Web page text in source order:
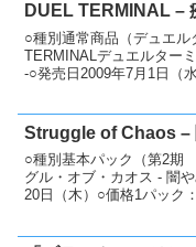
DUEL TERMINAL –
○種別通常商品（デュエ
TERMINALデュエルター
-○発売日2009年7月1日（
Struggle of Chaos –
○種別基本パック（第2期
グル・オブ・カオス - 闇
20日（木）○価格1パック